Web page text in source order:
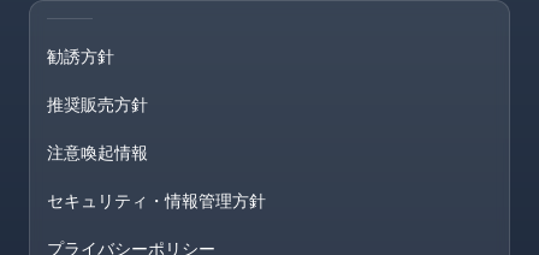
勧誘方針
推奨販売方針
注意喚起情報
セキュリティ・情報管理方針
プライバシーポリシー